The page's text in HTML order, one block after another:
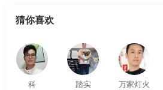
猜你喜欢
科
踏实
万家灯火